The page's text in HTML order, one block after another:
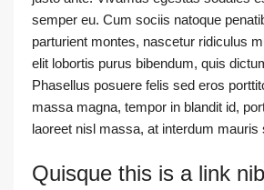
semper eu. Cum sociis natoque
parturient montes, nascetur ridiculus
elit lobortis purus bibendum, quis
Phasellus posuere felis sed eros
massa magna, tempor in blandit id,
laoreet nisl massa, at interdum mauris
Quisque this is a link